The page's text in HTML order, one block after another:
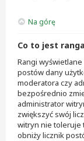
Na górę
Co to jest
Rangi
postów dany
moderatora czy
bezpośrednio
administrator
zwiększyć swój
witryn nie toleruje
obniży licznik